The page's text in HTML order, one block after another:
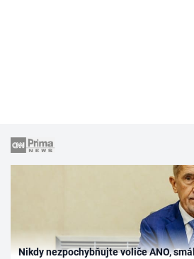
Nikdy nezpochybňujte voliče ANO,